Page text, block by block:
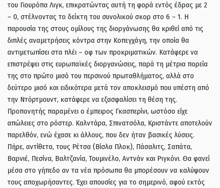
του Γιουρόπα Λιγκ, επικρατώντας αυτή τη φορά εντός έδρας με 2
– 0, στέλνοντας το δείκτη του συνολικού σκορ στο 6 – 1. Η
παρουσία της στους ομίλους της διοργάνωσης θα κριθεί από τις
διπλές αναμετρήσεις κόντρα στην Κοπεγχάγη, την οποία θα
αντιμετωπίσει στα πλέι – οφ των προκριματικών. Κατάφερε να
επιστρέψει στις ευρωπαϊκές διοργανώσεις, παρά τη μέτρια πορεία
της στο πρώτο μισό του περσινού πρωταθλήματος, αλλά στο
δεύτερο μισό και ειδικότερα μετά τον αποκλεισμό που υπέστη από
την Ντόρτμουντ, κατάφερε να εξασφαλίσει τη θέση της.
Προπονητής παραμένει ο έμπειρος Γκασπερίνι, ωστόσο είχε
απώλειες στο ρόστερ. Καλντάρα, Σπινατσόλα, Κριστάντε αποτελούν
παρελθόν, ενώ έχασε κι άλλους, που δεν ήταν βασικές λύσεις.
Πήρε, αντίθετα, τους Ρέτσα (Βίσλα Πλοκ), Πάσαλιτς, Σαπάτα,
Βαρνιέ, Πεσίνα, Βαλτζανία, Τουμινέλο, Αντνάν και Ριγκόνι. Θα φανεί
μέσα στο γήπεδο αν τα νέα πρόσωπα θα μπορέσουν να καλύψουν
τους αποχωρήσαντες. Έχει απουσίες για το σημερινό, αφού εκτός